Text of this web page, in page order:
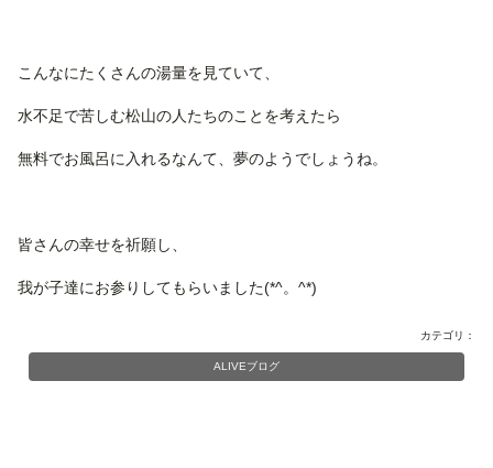
こんなにたくさんの湯量を見ていて、
水不足で苦しむ松山の人たちのことを考えたら
無料でお風呂に入れるなんて、夢のようでしょうね。
皆さんの幸せを祈願し、
我が子達にお参りしてもらいました(*^。^*)
カテゴリ：
ALIVEブログ